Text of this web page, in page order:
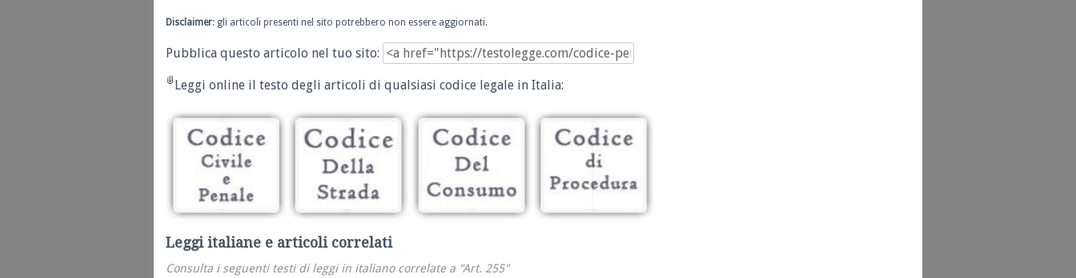
Disclaimer: gli articoli presenti nel sito potrebbero non essere aggiornati.
Pubblica questo articolo nel tuo sito:
Leggi online il testo degli articoli di qualsiasi codice legale in Italia:
Leggi italiane e articoli correlati
Consulta i seguenti testi di leggi in italiano correlate a "Art. 255"